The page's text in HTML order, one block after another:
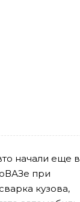
начали еще в
при
кузова,